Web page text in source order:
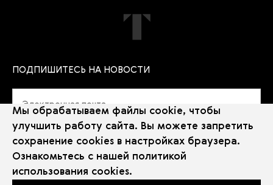
ПОДПИШИТЕСЬ НА НОВОСТИ
Политика использования Cookie
Использование рекомендательных технологий
2026 © Государственная Третьяковская галерея
Мы обрабатываем файлы cookie, чтобы
улучшить работу сайта. Вы можете запретить
сохранение cookies в настройках браузера.
Ознакомьтесь с нашей политикой
использования cookies.